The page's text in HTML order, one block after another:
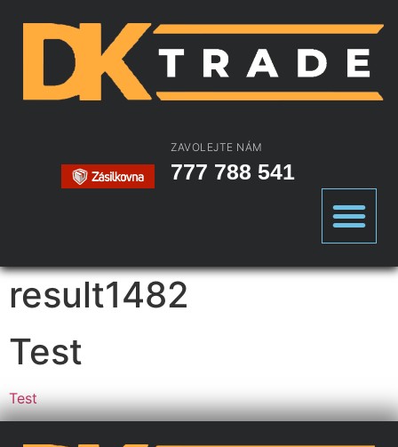
ZAVOLEJTE NÁM
777 788 541
result1482
Test
Test